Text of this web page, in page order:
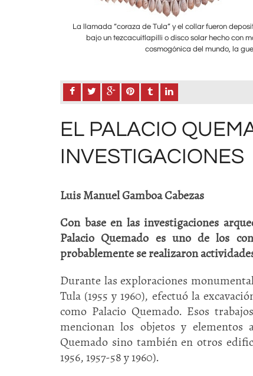
La llamada “coraza de Tula” y el collar fueron
bajo un tezcacuitlapilli o disco solar hecho con
cosmogónica del mundo, la
EL PALACIO
INVESTIGACIONES
Luis Manuel Gamboa Cabezas
Con base en las investigaciones
Palacio Quemado es uno de los
probablemente se realizaron
Durante las exploraciones
Tula (1955 y 1960), efectuó la
como Palacio Quemado. Esos
mencionan los objetos y
Quemado sino también en otros
1956, 1957-58 y 1960).